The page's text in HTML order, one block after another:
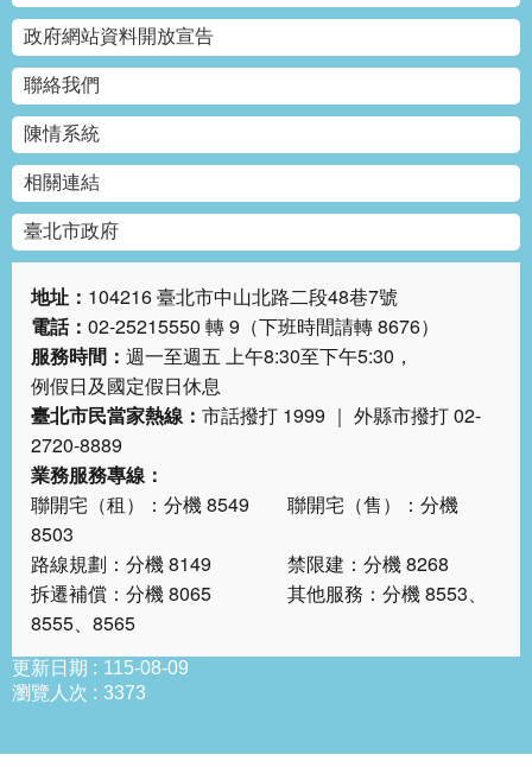
陳
情
系
統
常
見
問
答
雙
語
詞
彙
臺
北
通
北
服
務
政府網站資料開放宣告
聯絡我們
陳情系統
相關連結
臺北市政府
地址： 104216 臺北市中山北路二段48巷7號
電話： 02-25215550 轉 9（下班時間請轉 8676）
服務時間： 週一至週五 上午8:30至下午5:30，
例假日及國定假日休息
臺北市民當家熱線： 市話撥打 1999 ｜ 外縣市撥打 02-
2720-8889
業務服務專線：
聯開宅（租）：分機 8549 聯開宅（售）：分機
8503
路線規劃：分機 8149 禁限建：分機 8268
拆遷補償：分機 8065 其他服務：分機 8553、
8555、8565
更新日期
115-08-09
瀏覽人次
3373